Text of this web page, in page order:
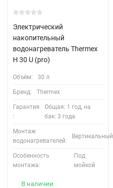
Электрический
накопительный
водонагреватель Thermex
H 30 U (pro)
Объём: 30 л
Бренд: Thermex
Гарантия
:
Общая: 1 год, на
бак: 3 года
Монтаж
водонагревателей:
Вертикальный
Особенность
монтажа:
Под
мойкой
В наличии